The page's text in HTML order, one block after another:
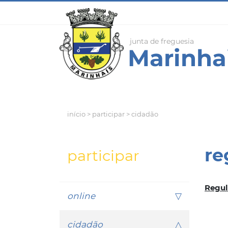
início > participar > cidadão
participar
online
cidadão